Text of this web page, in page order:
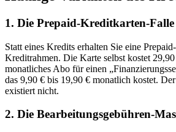
1. Die Prepaid-Kreditkarten-Falle
Statt eines Kredits erhalten Sie eine
Kreditrahmen. Die Karte selbst kostet
monatliches Abo für einen
das 9,90 € bis 19,90 € monatlich kostet.
existiert nicht.
2. Die Bearbeitungsgebühren-